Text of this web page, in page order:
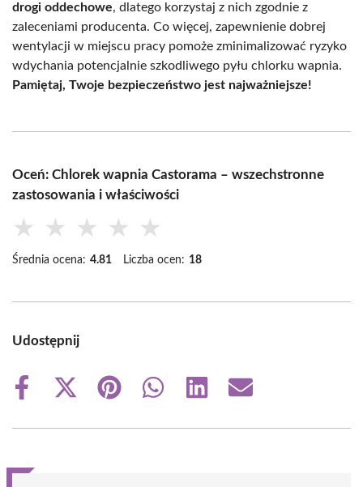
drogi oddechowe, dlatego korzystaj z nich zgodnie z
zaleceniami producenta. Co więcej, zapewnienie dobrej
wentylacji w miejscu pracy pomoże zminimalizować ryzyko
wdychania potencjalnie szkodliwego pyłu chlorku wapnia.
Pamiętaj, Twoje bezpieczeństwo jest najważniejsze!
Oceń: Chlorek wapnia Castorama – wszechstronne
zastosowania i właściwości
★ ★ ★ ★ ★
Średnia ocena: 4.81 Liczba ocen: 18
Udostępnij
Share
Share
(Twitter)
Share
Share
Share
Share